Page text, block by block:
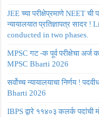
JEE च्या परीक्षेप्रमाणे NEET ची
न्यायालयात प्रतिज्ञापत्र
conducted in two phases.
MPSC गट -क पूर्व परीक्षेचा
MPSC Bharti 2026
सर्वोच्च न्यायालयाचा निर्णय !
Bharti 2026
IBPS द्वारे ११४०३ कलर्क